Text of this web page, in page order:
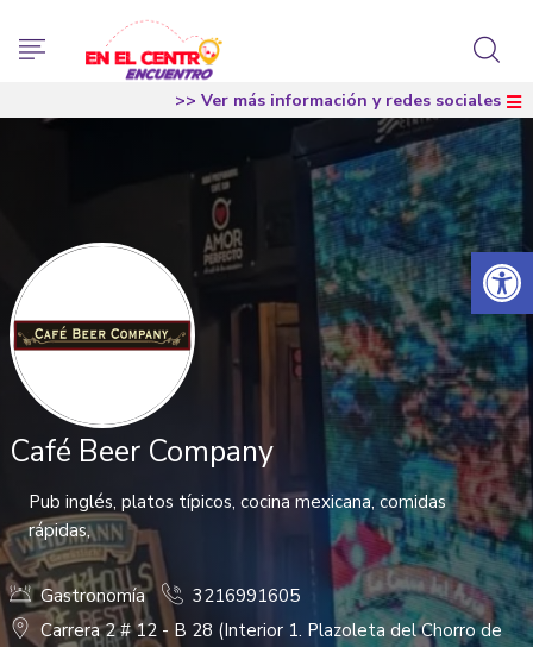
Abrir
>> Ver más información y redes sociales
Café Beer Company
Pub inglés, platos típicos, cocina mexicana, comidas
rápidas,
Gastronomía
3216991605
Carrera 2 # 12 - B 28 (Interior 1. Plazoleta del Chorro de